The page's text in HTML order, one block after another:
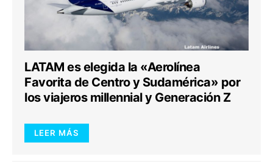
LATAM es elegida la «Aerolínea
Favorita de Centro y Sudamérica» por
los viajeros millennial y Generación Z
LEER MÁS